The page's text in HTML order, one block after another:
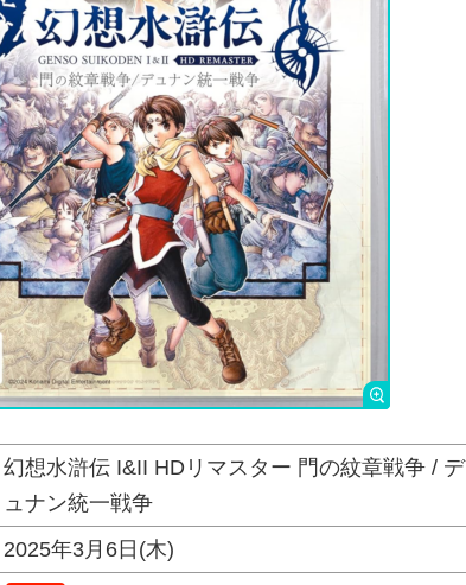
幻想水滸伝 I&II HDリマスター 門の紋章戦争 / デ
ュナン統一戦争
2025年3月6日(木)